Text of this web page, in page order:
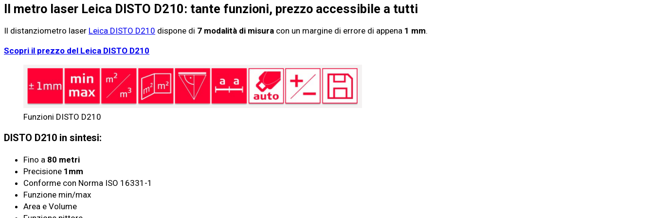
Il metro laser Leica DISTO D210: tante funzioni, prezzo accessibile a tutti
Il distanziometro laser Leica DISTO D210 dispone di 7 modalità di misura con un margine di errore di appena 1 mm.
Scopri il prezzo del Leica DISTO D210
Funzioni DISTO D210
DISTO D210 in sintesi:
Fino a 80 metri
Precisione 1mm
Conforme con Norma ISO 16331-1
Funzione min/max
Area e Volume